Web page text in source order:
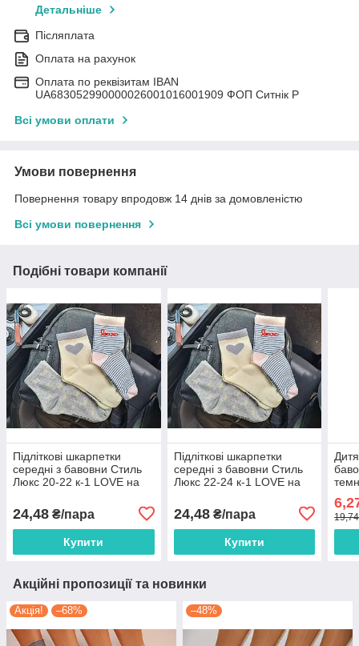
Детальніше
Післяплата
Оплата на рахунок
Оплата по реквізитам IBAN
UА683052990000026001016001909 ФОП Ситнік Р
Всі умови оплати
Умови повернення
Повернення товару впродовж 14 днів за домовленістю
Всі умови повернення
Подібні товари компанії
Підліткові шкарпетки
середні з бавовни Стиль
Люкс 20-22 к-1 LOVE на
24,48 ₴/пара
Купити
Підліткові шкарпетки
середні з бавовни Стиль
Люкс 22-24 к-1 LOVE на
24,48₴/пара
Купити
Акційні пропозиції та новинки
Акція! –68% –48%